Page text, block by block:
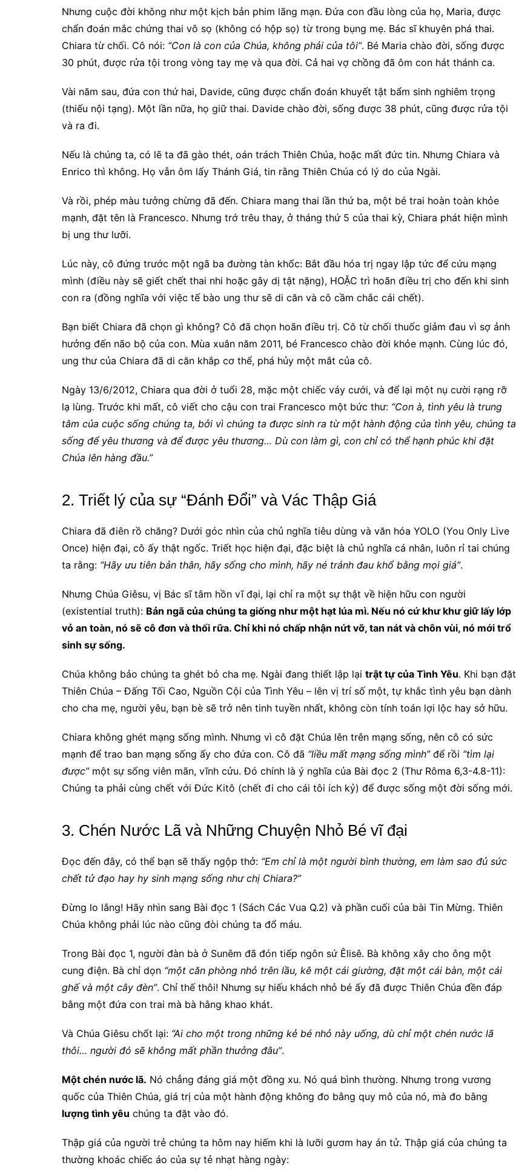
Nhưng cuộc đời không như một kịch bản phim lãng mạn. Đứa con đầu lòng của họ, Maria, được
chẩn đoán mắc chứng thai vô sọ (không có hộp sọ) từ trong bụng mẹ. Bác sĩ khuyên phá thai.
Chiara từ chối. Cô nói: “Con là con của Chúa, không phải của tôi”. Bé Maria chào đời, sống được
30 phút, được rửa tội trong vòng tay mẹ và qua đời. Cả hai vợ chồng đã ôm con hát thánh ca.
Vài năm sau, đứa con thứ hai, Davide, cũng được chẩn đoán khuyết tật bẩm sinh nghiêm trọng
(thiếu nội tạng). Một lần nữa, họ giữ thai. Davide chào đời, sống được 38 phút, cũng được rửa tội
và ra đi.
Nếu là chúng ta, có lẽ ta đã gào thét, oán trách Thiên Chúa, hoặc mất đức tin. Nhưng Chiara và
Enrico thì không. Họ vẫn ôm lấy Thánh Giá, tin rằng Thiên Chúa có lý do của Ngài.
Và rồi, phép màu tưởng chừng đã đến. Chiara mang thai lần thứ ba, một bé trai hoàn toàn khỏe
mạnh, đặt tên là Francesco. Nhưng trớ trêu thay, ở tháng thứ 5 của thai kỳ, Chiara phát hiện mình
bị ung thư lưỡi.
Lúc này, cô đứng trước một ngã ba đường tàn khốc: Bắt đầu hóa trị ngay lập tức để cứu mạng
mình (điều này sẽ giết chết thai nhi hoặc gây dị tật nặng), HOẶC trì hoãn điều trị cho đến khi sinh
con ra (đồng nghĩa với việc tế bào ung thư sẽ di căn và cô cầm chắc cái chết).
Bạn biết Chiara đã chọn gì không? Cô đã chọn hoãn điều trị. Cô từ chối thuốc giảm đau vì sợ ảnh
hưởng đến não bộ của con. Mùa xuân năm 2011, bé Francesco chào đời khỏe mạnh. Cùng lúc đó,
ung thư của Chiara đã di căn khắp cơ thể, phá hủy một mắt của cô.
Ngày 13/6/2012, Chiara qua đời ở tuổi 28, mặc một chiếc váy cưới, và để lại một nụ cười rạng rỡ
lạ lùng. Trước khi mất, cô viết cho cậu con trai Francesco một bức thư: “Con à, tình yêu là trung
tâm của cuộc sống chúng ta, bởi vì chúng ta được sinh ra từ một hành động của tình yêu, chúng ta
sống để yêu thương và để được yêu thương… Dù con làm gì, con chỉ có thể hạnh phúc khi đặt
Chúa lên hàng đầu.”
2. Triết lý của sự “Đánh Đổi” và Vác Thập Giá
Chiara đã điên rồ chăng? Dưới góc nhìn của chủ nghĩa tiêu dùng và văn hóa YOLO (You Only Live
Once) hiện đại, cô ấy thật ngốc. Triết học hiện đại, đặc biệt là chủ nghĩa cá nhân, luôn rỉ tai chúng
ta rằng: “Hãy ưu tiên bản thân, hãy sống cho mình, hãy né tránh đau khổ bằng mọi giá”.
Nhưng Chúa Giêsu, vị Bác sĩ tâm hồn vĩ đại, lại chỉ ra một sự thật về hiện hữu con người
(existential truth): Bản ngã của chúng ta giống như một hạt lúa mì. Nếu nó cứ khư khư giữ lấy lớp
vỏ an toàn, nó sẽ cô đơn và thối rữa. Chỉ khi nó chấp nhận nứt vỡ, tan nát và chôn vùi, nó mới trổ
sinh sự sống.
Chúa không bảo chúng ta ghét bỏ cha mẹ. Ngài đang thiết lập lại trật tự của Tình Yêu. Khi bạn đặt
Thiên Chúa – Đấng Tối Cao, Nguồn Cội của Tình Yêu – lên vị trí số một, tự khắc tình yêu bạn dành
cho cha mẹ, người yêu, bạn bè sẽ trở nên tinh tuyền nhất, không còn tính toán lợi lộc hay sở hữu.
Chiara không ghét mạng sống mình. Nhưng vì cô đặt Chúa lên trên mạng sống, nên cô có sức
mạnh để trao ban mạng sống ấy cho đứa con. Cô đã “liều mất mạng sống mình”để rồi “tìm lại
được”một sự sống viên mãn, vĩnh cửu. Đó chính là ý nghĩa của Bài đọc 2 (Thư Rôma 6,3-4.8-11):
Chúng ta phải cùng chết với Đức Kitô (chết đi cho cái tôi ích kỷ) để được sống một đời sống mới.
3. Chén Nước Lã và Những Chuyện Nhỏ Bé vĩ đại
Đọc đến đây, có thể bạn sẽ thấy ngộp thở: “Em chỉ là một người bình thường, em làm sao đủ sức
chết tử đạo hay hy sinh mạng sống như chị Chiara?”
Đừng lo lắng! Hãy nhìn sang Bài đọc 1 (Sách Các Vua Q.2) và phần cuối của bài Tin Mừng. Thiên
Chúa không phải lúc nào cũng đòi chúng ta đổ máu.
Trong Bài đọc 1, người đàn bà ở Sunêm đã đón tiếp ngôn sứ Êlisê. Bà không xây cho ông một
cung điện. Bà chỉ dọn “một căn phòng nhỏ trên lầu, kê một cái giường, đặt một cái bàn, một cái
ghế và một cây đèn”. Chỉ thế thôi! Nhưng sự hiếu khách nhỏ bé ấy đã được Thiên Chúa đền đáp
bằng một đứa con trai mà bà hằng khao khát.
Và Chúa Giêsu chốt lại: “Ai cho một trong những kẻ bé nhỏ này uống, dù chỉ một chén nước lã
thôi… người đó sẽ không mất phần thưởng đâu”.
Một chén nước lã. Nó chẳng đáng giá một đồng xu. Nó quá bình thường. Nhưng trong vương
quốc của Thiên Chúa, giá trị của một hành động không đo bằng quy mô của nó, mà đo bằng
lượng tình yêu chúng ta đặt vào đó.
Thập giá của người trẻ chúng ta hôm nay hiếm khi là lưỡi gươm hay án tử. Thập giá của chúng ta
thường khoác chiếc áo của sự tẻ nhạt hàng ngày: